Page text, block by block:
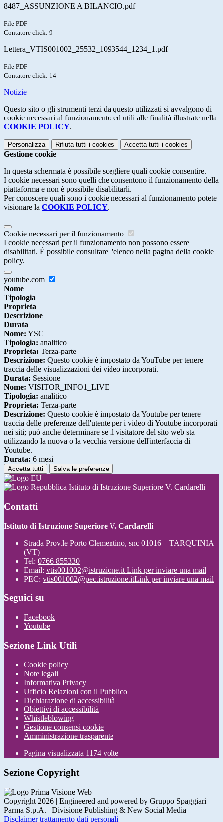
8487_ASSUNZIONE A BILANCIO.pdf
File PDF
Contatore click: 9
Lettera_VTIS001002_25532_1093544_1234_1.pdf
File PDF
Contatore click: 14
Notizie
Questo sito o gli strumenti terzi da questo utilizzati si avvalgono di
cookie necessari al funzionamento ed utili alle finalità illustrate nella
COOKIE POLICY.
Personalizza Rifiuta tutti i cookies Accetta tutti i cookies
Gestione cookie
In questa schermata è possibile scegliere quali cookie consentire.
I cookie necessari sono quelli che consentono il funzionamento della
piattaforma e non è possibile disabilitarli.
Per conoscere quali sono i cookie necessari al funzionamento potete
visionare la COOKIE POLICY.
Cookie necessari per il funzionamento
I cookie necessari per il funzionamento non possono essere
disabilitati. È possibile consultare l'elenco nella pagina della cookie
policy.
youtube.com
Nome
Tipologia
Proprieta
Descrizione
Durata
Nome: YSC
Tipologia: analitico
Proprieta: Terza-parte
Descrizione: Questo cookie è impostato da YouTube per tenere
traccia delle visualizzazioni dei video incorporati.
Durata: Sessione
Nome: VISITOR_INFO1_LIVE
Tipologia: analitico
Proprieta: Terza-parte
Descrizione: Questo cookie è impostato da Youtube per tenere
traccia delle preferenze dell'utente per i video di Youtube incorporati
nei siti; può anche determinare se il visitatore del sito web sta
utilizzando la nuova o la vecchia versione dell'interfaccia di
Youtube.
Durata: 6 mesi
Accetta tutti Salva le preferenze
Istituto di Istruzione Superiore V. Cardarelli
Contatti
Istituto di Istruzione Superiore V. Cardarelli
Strada Prov.le Porto Clementino, snc 01016 – TARQUINIA
(VT)
Tel: 0766 855330
Email: vtis001002@istruzione.it Link per inviare una mail
PEC: vtis001002@pec.istruzione.itLink per inviare una mail
Seguici su
Facebook
Youtube
Sezione Link Utili
Cookie policy
Note legali
Informativa Privacy
Ufficio Relazioni con il Pubblico
Dichiarazione di accessibilità
Obiettivi di accessibilità
Whistleblowing
Gestione consensi cookie
Amministrazione trasparente
Pagina visualizzata 1174 volte
Sezione Copyright
Copyright 2026 | Engineered and powered by Gruppo Spaggiari
Parma S.p.A. | Divisione Publishing & New Social Media
Disclaimer trattamento dati personali